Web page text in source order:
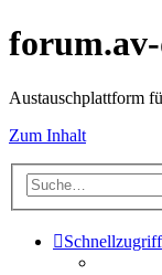
Austauschplattform
Zum Inhalt
Schnellzugriff